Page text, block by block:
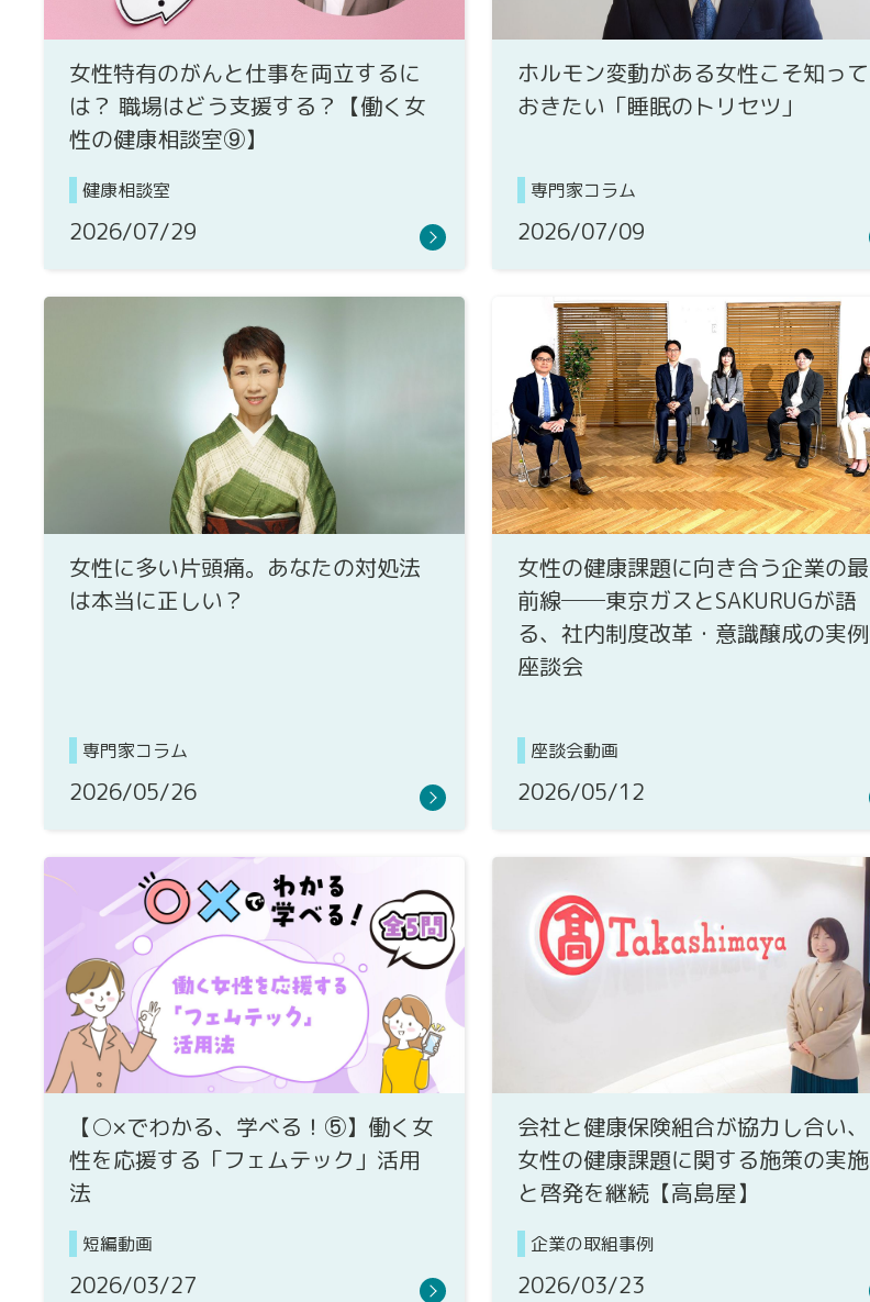
女性特有のがんと仕事を両立するに
は？ 職場はどう支援する？【働く女
性の健康相談室⑨】
健康相談室
2026/07/29
ホルモン変動がある女性こそ知って
おきたい「睡眠のトリセツ」
専門家コラム
2026/07/09
女性に多い片頭痛。あなたの対処法
は本当に正しい？
専門家コラム
2026/05/26
女性の健康課題に向き合う企業の最
前線──東京ガスとSAKURUGが語
る、社内制度改革・意識醸成の実例
座談会
座談会動画
2026/05/12
【○×でわかる、学べる！⑤】働く女
性を応援する「フェムテック」活用
法
短編動画
2026/03/27
会社と健康保険組合が協力し合い、
女性の健康課題に関する施策の実施
と啓発を継続【高島屋】
企業の取組事例
2026/03/23